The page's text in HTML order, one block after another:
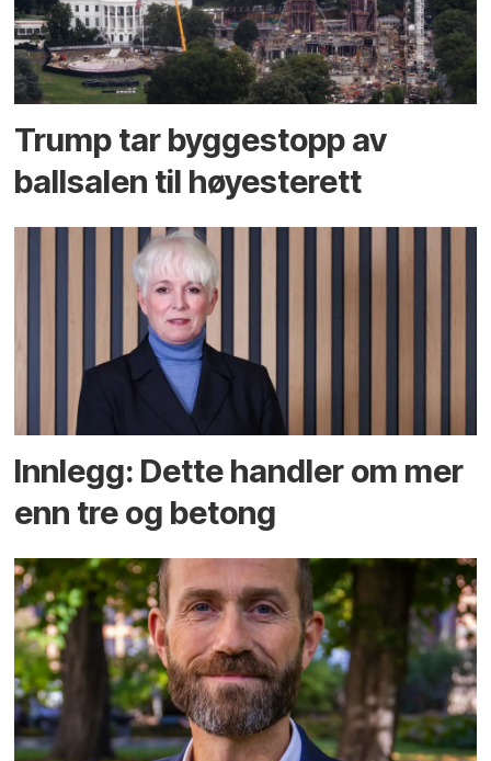
Trump tar byggestopp av
ballsalen til høyesterett
Innlegg: Dette handler om mer
enn tre og betong